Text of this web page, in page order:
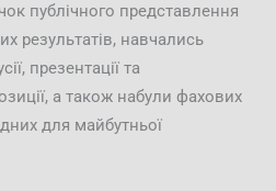
публічного представлення
результатів, навчались
презентації та
а також набули фахових
для майбутньої